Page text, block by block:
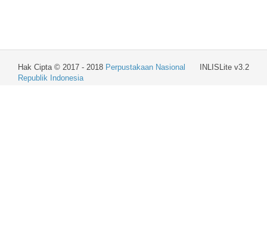
INLISLite v3.2
Hak Cipta © 2017 - 2018 Perpustakaan Nasional
Republik Indonesia